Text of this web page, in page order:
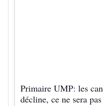
Primaire UMP: les
décline, ce ne sera